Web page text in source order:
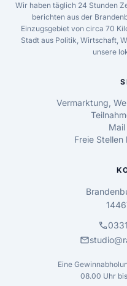
Wir haben täglich 24 Stunden
berichten aus der
Einzugsgebiet von circa 70
Stadt aus Politik, Wirtschaft,
unsere
Vermarktung,
Freie Stellen
call
mail
Eine
08.00 Uhr